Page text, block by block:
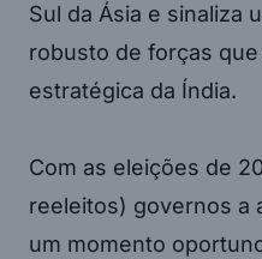
Sul da Ásia e sinaliza
robusto de forças
estratégica da Índia.
Com as eleições de
reeleitos) governos a
um momento